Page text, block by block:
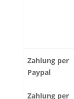
Zahlung per
Paypal
Zahlung per